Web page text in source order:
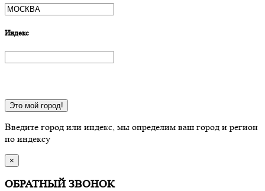
Индекс
Это мой город!
Введите город или индекс, мы определим ваш город и регион
по индексу
×
ОБРАТНЫЙ ЗВОНОК